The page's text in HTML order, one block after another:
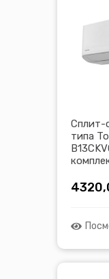
Сплит-
типа